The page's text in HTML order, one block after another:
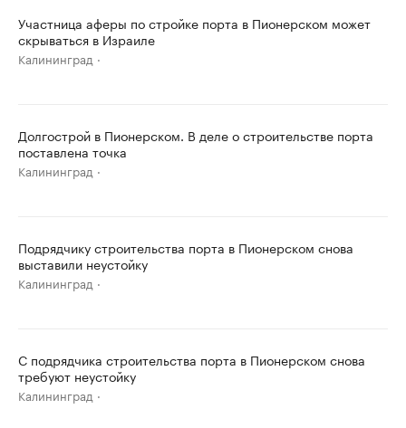
Участница аферы по стройке порта в Пионерском может
скрываться в Израиле
Калининград
Долгострой в Пионерском. В деле о строительстве порта
поставлена точка
Калининград
Подрядчику строительства порта в Пионерском снова
выставили неустойку
Калининград
С подрядчика строительства порта в Пионерском снова
требуют неустойку
Калининград